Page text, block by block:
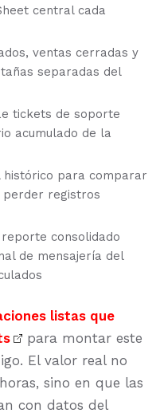
central cada
ventas cerradas y
separadas del
tickets de soporte
acumulado de la
histórico para comparar
perder registros
consolidado
de mensajería del
listas que
para montar este
El valor real no
sino en que las
con datos del